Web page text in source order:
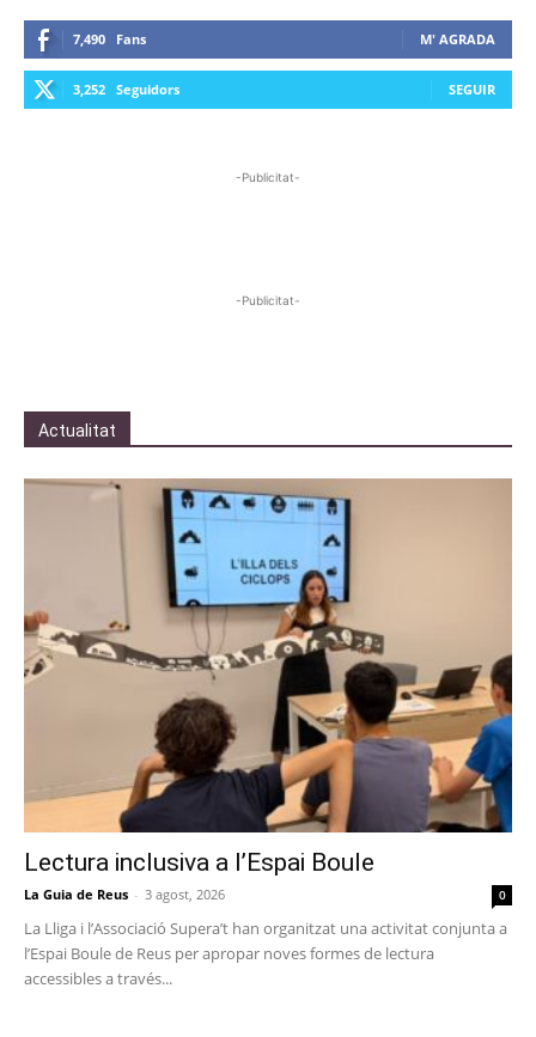
7,490 Fans M' AGRADA
3,252 Seguidors SEGUIR
-Publicitat-
-Publicitat-
Actualitat
Lectura inclusiva a l’Espai Boule
La Guia de Reus - 3 agost, 2026 0
La Lliga i l’Associació Supera’t han organitzat una activitat conjunta a
l’Espai Boule de Reus per apropar noves formes de lectura
accessibles a través...